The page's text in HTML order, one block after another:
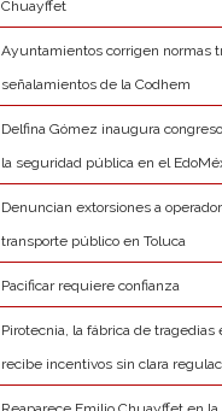
Chuayffet
Ayuntamientos corrigen normas
señalamientos de la Codhem
Delfina Gómez inaugura
la seguridad pública en el
Denuncian extorsiones a
transporte público en Toluca
Pacificar requiere confianza
Pirotecnia, la fábrica de tragedias
recibe incentivos sin clara